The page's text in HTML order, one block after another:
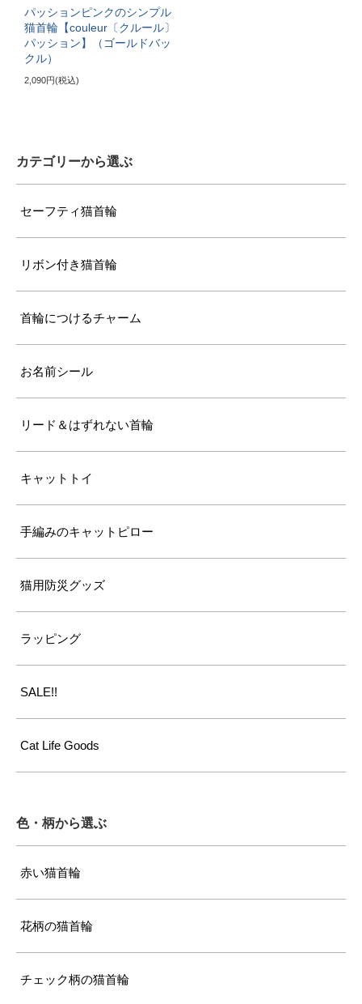
パッションピンクのシンプル
猫首輪【couleur〔クルール〕
パッション】（ゴールドバッ
クル）
2,090円(税込)
カテゴリーから選ぶ
セーフティ猫首輪
リボン付き猫首輪
首輪につけるチャーム
お名前シール
リード＆はずれない首輪
キャットトイ
手編みのキャットピロー
猫用防災グッズ
ラッピング
SALE!!
Cat Life Goods
色・柄から選ぶ
赤い猫首輪
花柄の猫首輪
チェック柄の猫首輪